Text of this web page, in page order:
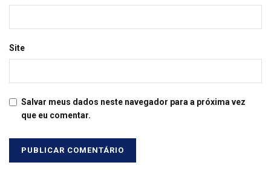
Site
Salvar meus dados neste navegador para a próxima vez
que eu comentar.